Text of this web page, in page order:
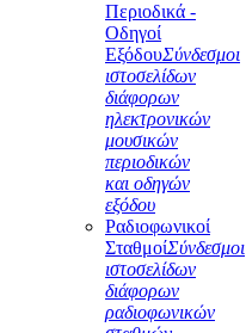
Περιοδικά -
Οδηγοί
ΕξόδουΣύνδεσμοι
ιστοσελίδων
διάφορων
ηλεκτρονικών
μουσικών
περιοδικών
και οδηγών
εξόδου
Ραδιοφωνικοί
ΣταθμοίΣύνδεσμοι
ιστοσελίδων
διάφορων
ραδιοφωνικών